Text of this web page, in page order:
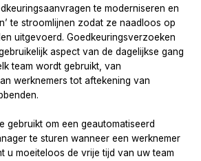
te moderniseren en
te stroomlijnen zodat ze naadloos op
uitgevoerd. Goedkeuringsverzoeken
aspect van de dagelijkse gang
team wordt gebruikt, van
werknemers tot aftekening van
gebruikt om een geautomatiseerd
te sturen wanneer een werknemer
u moeiteloos de vrije tijd van uw team